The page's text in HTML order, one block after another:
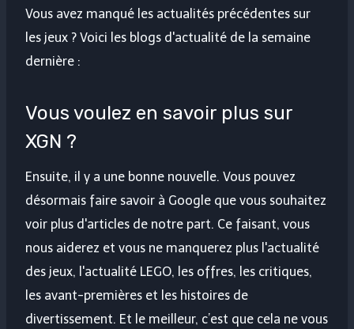
Vous avez manqué les actualités précédentes sur
les jeux ? Voici les blogs d'actualité de la semaine
dernière :
Vous voulez en savoir plus sur
XGN ?
Ensuite, il y a une bonne nouvelle. Vous pouvez
désormais faire savoir à Google que vous souhaitez
voir plus d'articles de notre part. Ce faisant, vous
nous aiderez et vous ne manquerez plus l'actualité
des jeux, l'actualité LEGO, les offres, les critiques,
les avant-premières et les histoires de
divertissement. Et le meilleur, c’est que cela ne vous